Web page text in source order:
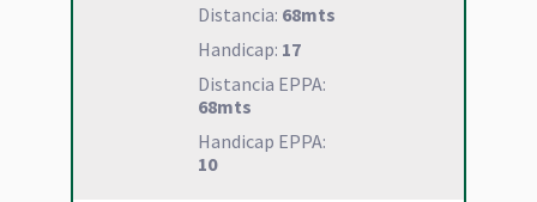
Distancia: 68mts
Handicap: 17
Distancia EPPA:
68mts
Handicap EPPA:
10